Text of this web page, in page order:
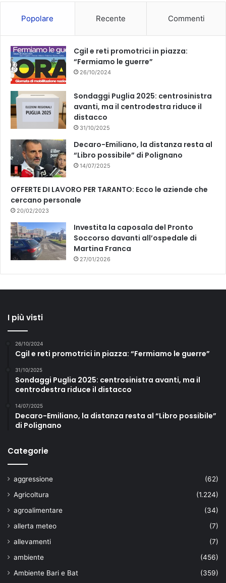
k
Popolare Recente Commenti
Cgil e reti promotrici in piazza:
“Fermiamo le guerre”
26/10/2024
Sondaggi Puglia 2025: centrosinistra
avanti, ma il centrodestra riduce il
distacco
31/10/2025
Decaro-Emiliano, la distanza resta al
“Libro possibile” di Polignano
14/07/2025
OFFERTE DI LAVORO PER TARANTO: Ecco le aziende che
cercano personale
20/02/2023
Investita la caposala del Pronto
Soccorso davanti all’ospedale di
Martina Franca
27/01/2026
I più visti
26/10/2024
Cgil e reti promotrici in piazza: “Fermiamo le guerre”
31/10/2025
Sondaggi Puglia 2025: centrosinistra avanti, ma il
centrodestra riduce il distacco
14/07/2025
Decaro-Emiliano, la distanza resta al “Libro possibile”
di Polignano
Categorie
aggressione
(62)
Agricoltura
(1.224)
agroalimentare
(34)
allerta meteo
(7)
allevamenti
(7)
ambiente
(456)
Ambiente Bari e Bat
(359)